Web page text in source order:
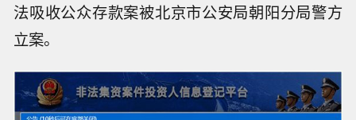
法吸收公众存款案被北京市公安局朝阳分局警方
立案。